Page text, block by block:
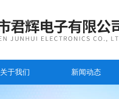
关于我们 新闻动态